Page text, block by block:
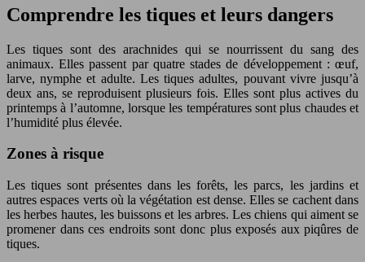
Comprendre les tiques et leurs dangers
Les tiques sont des arachnides qui se nourrissent du sang des
animaux. Elles passent par quatre stades de développement : œuf,
larve, nymphe et adulte. Les tiques adultes, pouvant vivre jusqu’à
deux ans, se reproduisent plusieurs fois. Elles sont plus actives du
printemps à l’automne, lorsque les températures sont plus chaudes et
l’humidité plus élevée.
Zones à risque
Les tiques sont présentes dans les forêts, les parcs, les jardins et
autres espaces verts où la végétation est dense. Elles se cachent dans
les herbes hautes, les buissons et les arbres. Les chiens qui aiment se
promener dans ces endroits sont donc plus exposés aux piqûres de
tiques.